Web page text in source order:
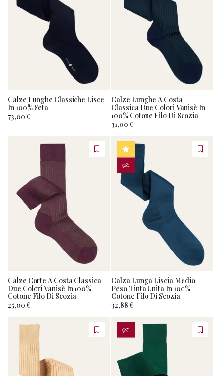
Calze Lunghe Classiche Lisce
In 100% Seta
73,00 €
Calze Lunghe A Costa
Classica Due Colori Vanisè In
100% Cotone Filo Di Scozia
31,00 €
Calze Corte A Costa Classica
Due Colori Vanisè In 100%
Cotone Filo Di Scozia
25,00 €
BESTSELLER
PERSONALIZZA
Calza Lunga Liscia Medio
Peso Tinta Unita In 100%
Cotone Filo Di Scozia
32,88 €
PERSONALIZZA